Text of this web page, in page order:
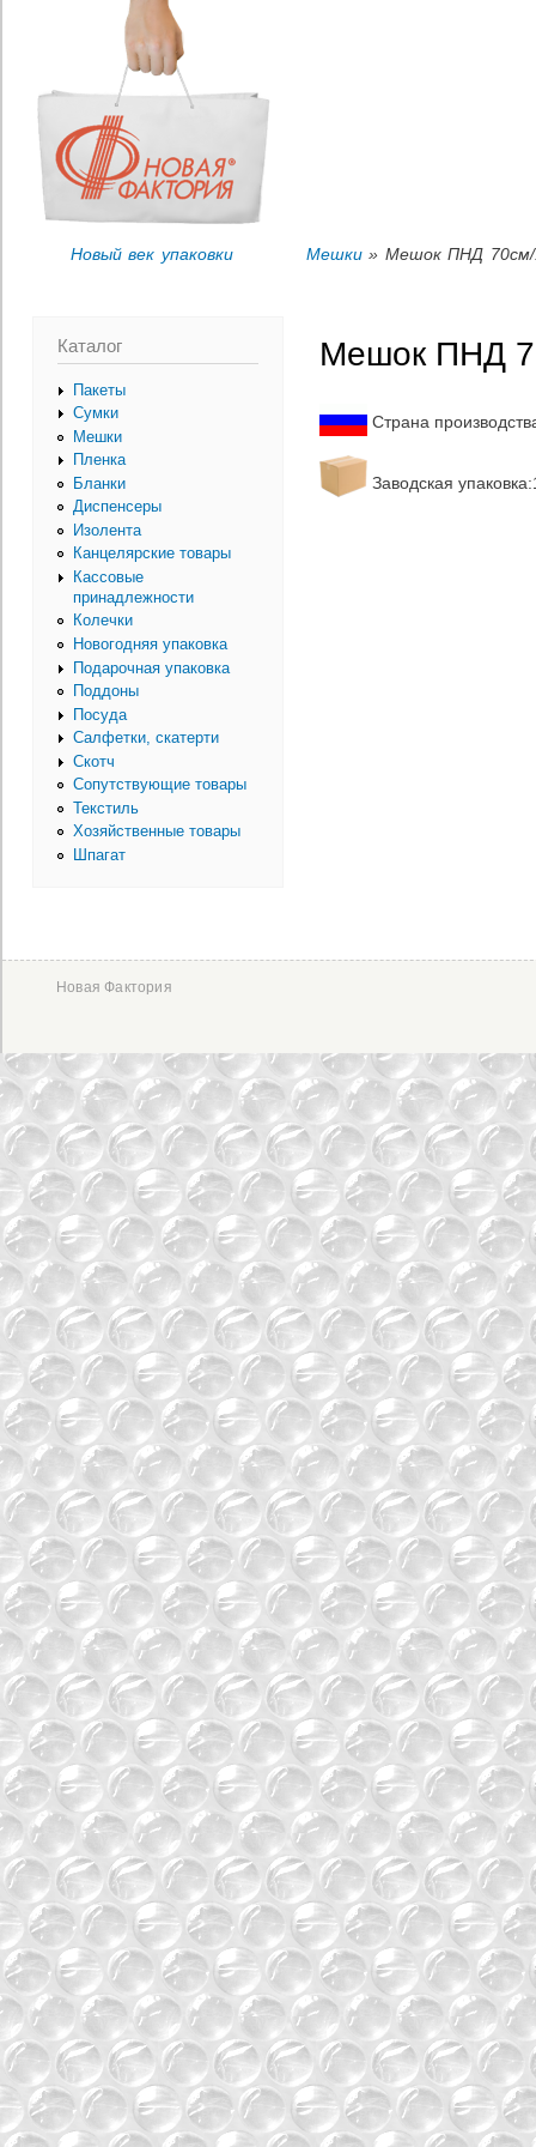
Новый век упаковки Мешки » Мешок ПНД 70см/
Каталог
Пакеты
Сумки
Мешки
Пленка
Бланки
Диспенсеры
Изолента
Канцелярские товары
Кассовые
принадлежности
Колечки
Новогодняя упаковка
Подарочная упаковка
Поддоны
Посуда
Салфетки, скатерти
Скотч
Сопутствующие товары
Текстиль
Хозяйственные товары
Шпагат
Мешок ПНД
Страна
Заводская
Новая Фактория